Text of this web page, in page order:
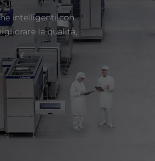
intelligenti con
la qualità,